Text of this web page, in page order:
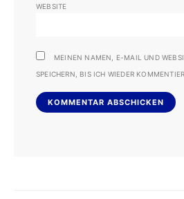
WEBSITE
MEINEN NAMEN, E-MAIL UND
SPEICHERN, BIS ICH WIEDER